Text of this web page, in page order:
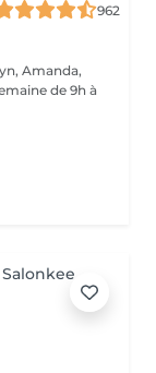
962
Amanda,
de 9h à